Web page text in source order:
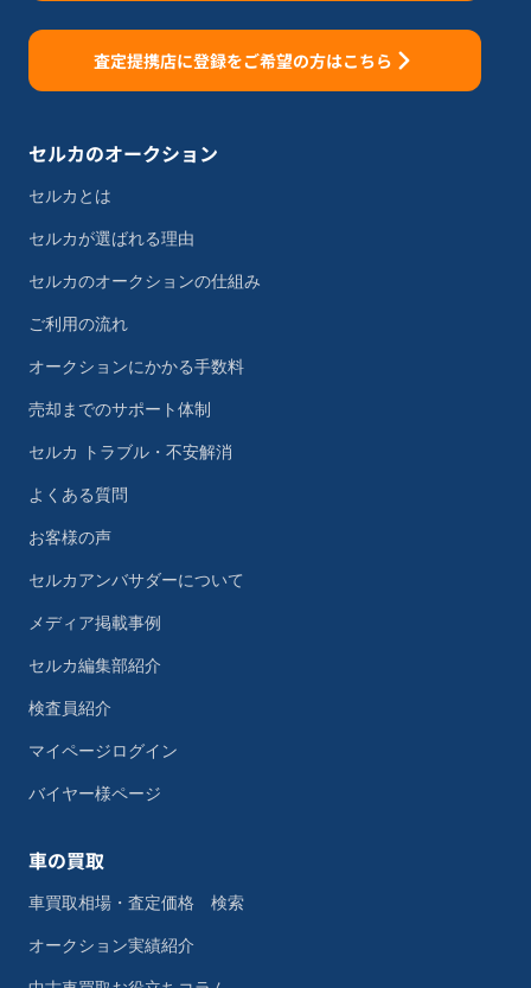
査定提携店に登録をご希望の方はこちら
セルカのオークション
セルカとは
セルカが選ばれる理由
セルカのオークションの仕組み
ご利用の流れ
オークションにかかる手数料
売却までのサポート体制
セルカ トラブル・不安解消
よくある質問
お客様の声
セルカアンバサダーについて
メディア掲載事例
セルカ編集部紹介
検査員紹介
マイページログイン
バイヤー様ページ
車の買取
車買取相場・査定価格 検索
オークション実績紹介